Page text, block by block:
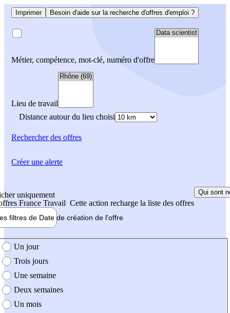
Imprimer Besoin d'aide sur la recherche d'offres d'emploi ?
Métier, compétence, mot-clé, numéro d'offre
Lieu de travail
Distance autour du lieu choisi
Rechercherdes offres
uniquement
France Travail Cette action recharge la liste des offres
Qui sont
filtres de Date de création de l'offre
création de l'offre
Un jour
Trois jours
Une semaine
Deux semaines
Un mois
Créer une alerte